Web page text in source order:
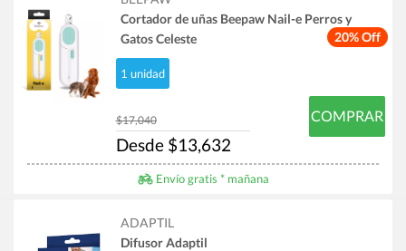
20% Off
Cortador de uñas Beepaw Nail-e Perros y
Gatos Celeste
1 unidad
$17,040
Desde $13,632
COMPRAR
Envío gratis * mañana
ADAPTIL
Difusor Adaptil